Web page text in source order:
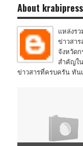
About krabipress
แหล่งร
ข่าวสาร
จังหวัดก
สำคัญใ
ข่าวสารที่ครบครัน ทัน